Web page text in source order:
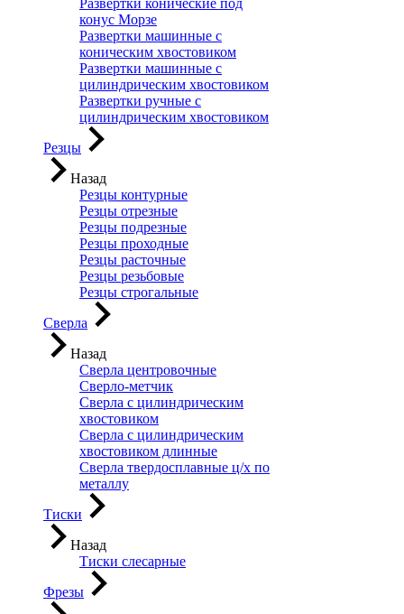
Развертки конические под
конус Морзе
Развертки машинные с
коническим хвостовиком
Развертки машинные с
цилиндрическим хвостовиком
Развертки ручные с
цилиндрическим хвостовиком
Резцы
Назад
Резцы контурные
Резцы отрезные
Резцы подрезные
Резцы проходные
Резцы расточные
Резцы резьбовые
Резцы строгальные
Сверла
Назад
Сверла центровочные
Сверло-метчик
Сверла с цилиндрическим
хвостовиком
Сверла с цилиндрическим
хвостовиком длинные
Сверла твердосплавные ц/х по
металлу
Тиски
Назад
Тиски слесарные
Фрезы